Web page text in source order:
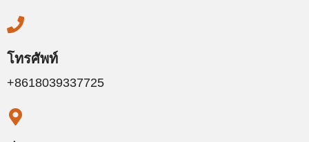
โทรศัพท์
+8618039337725